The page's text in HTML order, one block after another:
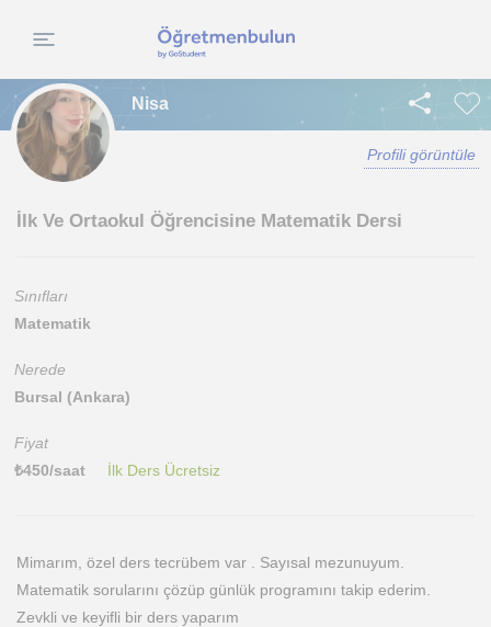
Nisa
Profili görüntüle
İlk Ve Ortaokul Öğrencisine Matematik Dersi
Sınıfları
Matematik
Nerede
Bursal (Ankara)
Fiyat
₺450/saat İlk Ders Ücretsiz
Mimarım, özel ders tecrübem var . Sayısal mezunuyum.
Matematik sorularını çözüp günlük programını takip ederim.
Zevkli ve keyifli bir ders yaparım